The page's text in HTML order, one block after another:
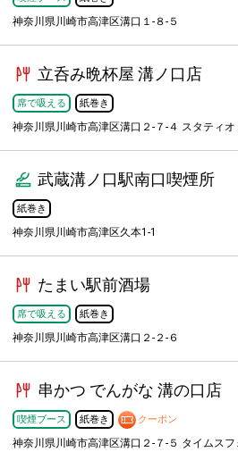
神奈川県川崎市高津区溝口１-８-５
立呑み晩杯屋 溝ノ口店
席で吸える 紙巻き
神奈川県川崎市高津区溝口２-７-４ スタティオ
武蔵溝ノ口駅南口喫煙所
紙巻き
神奈川県川崎市高津区久本1-1
たまい駅前酒場
席で吸える 紙巻き
神奈川県川崎市高津区溝口２-２-６
串かつ でんがな 溝の口店
喫煙ブース 紙巻き クーポン
神奈川県川崎市高津区溝口２-７-５ タイムス